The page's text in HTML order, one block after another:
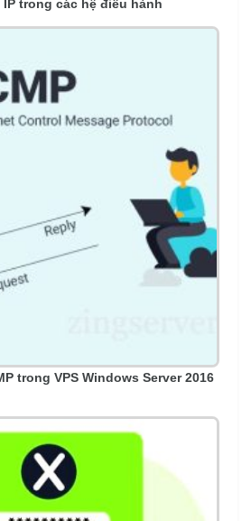
trong các hệ điều hành
trong VPS Windows Server 2016